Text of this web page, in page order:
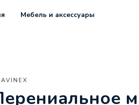
Мебель и аксессуары